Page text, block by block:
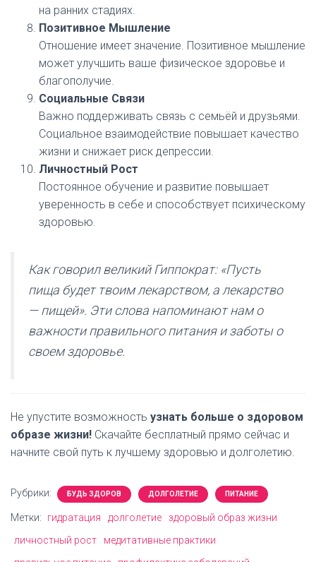
на ранних стадиях.
Позитивное Мышление
Отношение имеет значение. Позитивное мышление
может улучшить ваше физическое здоровье и
благополучие.
Социальные Связи
Важно поддерживать связь с семьёй и друзьями.
Социальное взаимодействие повышает качество
жизни и снижает риск депрессии.
Личностный Рост
Постоянное обучение и развитие повышает
уверенность в себе и способствует психическому
здоровью.
Как говорил великий Гиппократ: «Пусть
пища будет твоим лекарством, а лекарство
— пищей». Эти слова напоминают нам о
важности правильного питания и заботы о
своем здоровье.
Не упустите возможность узнать больше о здоровом
образе жизни! Скачайте бесплатный прямо сейчас и
начните свой путь к лучшему здоровью и долголетию.
Рубрики: БУДЬ ЗДОРОВ ДОЛГОЛЕТИЕ ПИТАНИЕ
Метки: гидратация долголетие
здоровый образ жизни
личностный рост
медитативные практики